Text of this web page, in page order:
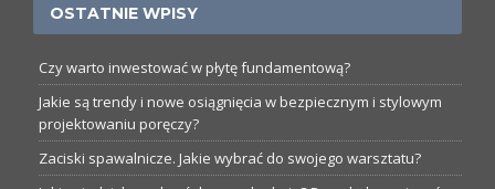
OSTATNIE WPISY
Czy warto inwestować w płytę fundamentową?
Jakie są trendy i nowe osiągnięcia w bezpiecznym i stylowym
projektowaniu poręczy?
Zaciski spawalnicze. Jakie wybrać do swojego warsztatu?